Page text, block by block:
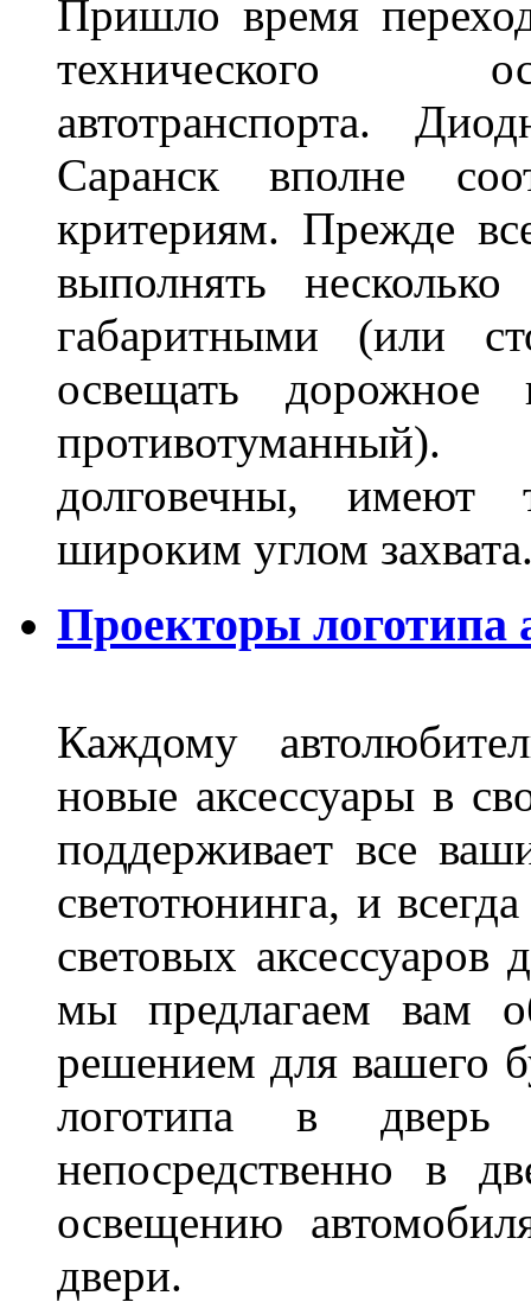
Пришло время
технического
автотранспорта.
Саранск вполне
критериям. Прежде
выполнять
габаритными (или
освещать
долговечны, имеют
широким углом
Проекторы логотипа
Каждому
новые аксессуары в
поддерживает все
светотюнинга, и
световых
мы предлагаем вам
решением для вашего
логотипа в дверь
непосредственно в
освещению
двери.